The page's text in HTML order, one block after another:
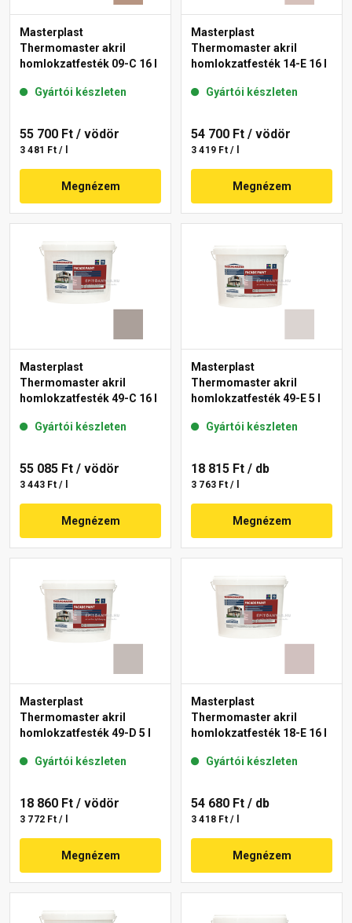
Masterplast
Thermomaster akril
homlokzatfesték 09-C 16 l
Gyártói készleten
55 700 Ft / vödör
3 481 Ft / l
Megnézem
Masterplast
Thermomaster akril
homlokzatfesték 14-E 16 l
Gyártói készleten
54 700 Ft / vödör
3 419 Ft / l
Megnézem
Masterplast
Thermomaster akril
homlokzatfesték 49-C 16 l
Gyártói készleten
55 085 Ft / vödör
3 443 Ft / l
Megnézem
Masterplast
Thermomaster akril
homlokzatfesték 49-E 5 l
Gyártói készleten
18 815 Ft / db
3 763 Ft / l
Megnézem
Masterplast
Thermomaster akril
homlokzatfesték 49-D 5 l
Gyártói készleten
18 860 Ft / vödör
3 772 Ft / l
Megnézem
Masterplast
Thermomaster akril
homlokzatfesték 18-E 16 l
Gyártói készleten
54 680 Ft / db
3 418 Ft / l
Megnézem